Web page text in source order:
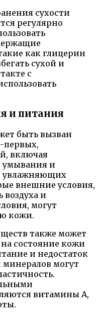
сухости
регулярно
как глицерин
сухой и
с
и питания
быть вызван
первых,
включая
умывания и
увлажняющих
внешние условия,
воздуха и
могут
кожи.
также может
состояние кожи
и недостаток
могут
витамины A,